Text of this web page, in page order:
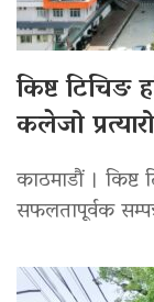
किष्ट
कलेजो
काठमाडौं ।
सफलतापूर्वक